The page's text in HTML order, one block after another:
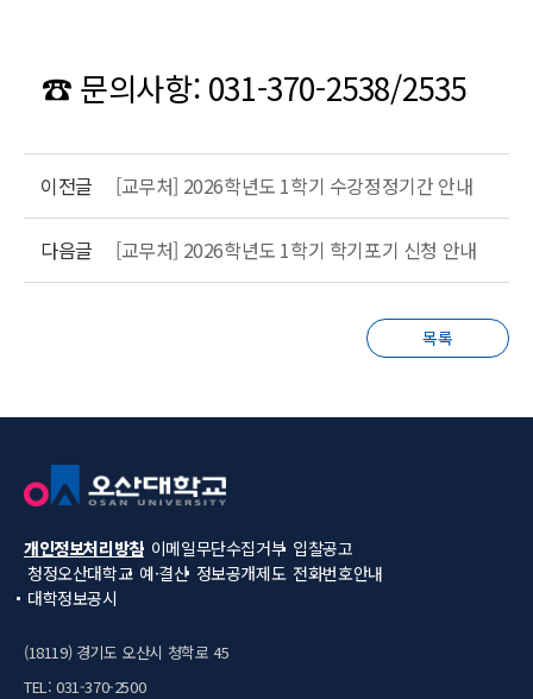
☎️ 문의사항: 031-370-2538/2535
이전글 [교무처] 2026학년도 1학기 수강정정기간 안내
다음글 [교무처] 2026학년도 1학기 학기포기 신청 안내
목록
개인정보처리방침 이메일무단수집거부 입찰공고
청정오산대학교 예·결산 정보공개제도 전화번호안내
대학정보공시
(18119) 경기도 오산시 청학로 45
TEL: 031-370-2500